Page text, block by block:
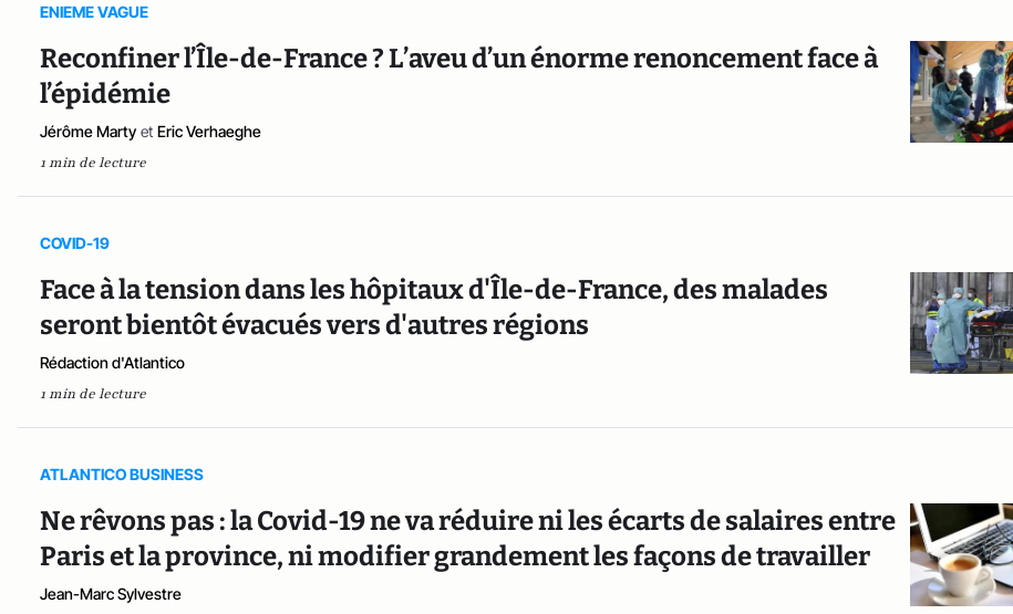
ENIEME VAGUE
Reconfiner l’Île-de-France ? L’aveu d’un énorme renoncement face à
l’épidémie
Jérôme Marty et Eric Verhaeghe
1 min de lecture
COVID-19
Face à la tension dans les hôpitaux d'Île-de-France, des malades
seront bientôt évacués vers d'autres régions
Rédaction d'Atlantico
1 min de lecture
ATLANTICO BUSINESS
Ne rêvons pas : la Covid-19 ne va réduire ni les écarts de salaires entre
Paris et la province, ni modifier grandement les façons de travailler
Jean-Marc Sylvestre